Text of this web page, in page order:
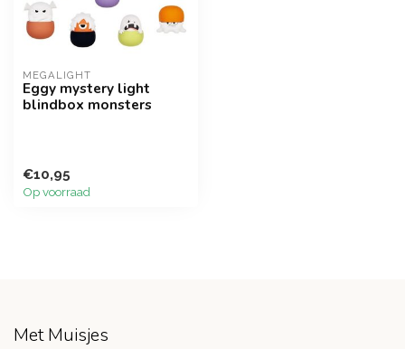
MEGALIGHT
Eggy mystery light
blindbox monsters
€10,95
Op voorraad
Met Muisjes